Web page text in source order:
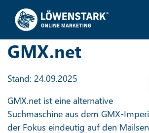
GMX.net
Stand: 24.09.2025
GMX.net ist eine alternative
Suchmaschine aus dem GMX-
der Fokus eindeutig auf den